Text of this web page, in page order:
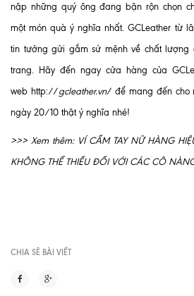
nập những quý ông đang bận rộn chọn
một món quà ý nghĩa nhất. GCLeather từ
tin tưởng gửi gắm sứ mệnh về chất
trang. Hãy đến ngay cửa hàng của
web http://gcleather.vn/ để mang đến cho
ngày 20/10 thật ý nghĩa nhé!
>>> Xem thêm: VÍ CẦM TAY NỮ HÀNG
KHÔNG THỂ THIẾU ĐỐI VỚI CÁC CÔ
CHIA SẼ BÀI VIẾT